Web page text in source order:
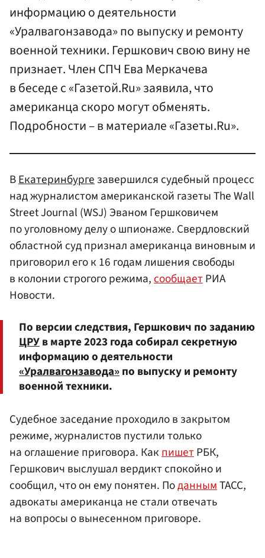
информацию о деятельности
«Уралвагонзавода» по выпуску и ремонту
военной техники. Гершкович свою вину не
признает. Член СПЧ Ева Меркачева
в беседе с «Газетой.Ru» заявила, что
американца скоро могут обменять.
Подробности – в материале «Газеты.Ru».
ВЕкатеринбурге завершился судебный процесс
над журналистом американской газеты The Wall
Street Journal (WSJ) Эваном Гершковичем
по уголовному делу о шпионаже. Свердловский
областной суд признал американца виновным и
приговорил его к 16 годам лишения свободы
в колонии строгого режима, сообщаетРИА
Новости.
По версии следствия, Гершкович по заданию
ЦРУв марте 2023 года собирал секретную
информацию о деятельности
«Уралвагонзавода»по выпуску и ремонту
военной техники.
Судебное заседание проходило в закрытом
режиме, журналистов пустили только
на оглашение приговора. КакпишетРБК,
Гершкович выслушал вердикт спокойно и
сообщил, что он ему понятен. ПоданнымТАСС,
адвокаты американца не стали отвечать
на вопросы о вынесенном приговоре.